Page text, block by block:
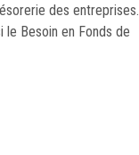
des entreprises.
le Besoin en Fonds de